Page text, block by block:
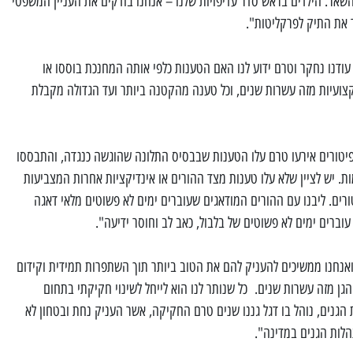
התיק לפרקליטות".
עודנו נחקר וטרם ידוע לנו האם הטענות כלפי אותה המחנכת בוססו או
מזה עשרות שנים, וכל טענה מהקטנה ביותר ועד הגדולה מקבלת
אירעו טרם עלו הטענות שבבסיס התלונה שהוגשה כנגדה, והתבססו
יש לציין שלא עלו טענות מצד ההורים או אינדיקציות אחרות המצביעות
ליבנו עם ההורים המודאגים שעוברים ימים לא פשוטים מלאי דאגה
ימים לא פשוטים של בלבול, כאב לב וחוסר ידיעה".
ואנחנו ממשיכים להעניק להם את הטוב ביותר תוך השתפרות תמידית וקידום
מזה עשרות שנים. כל שנותר לנו הוא לייחל לשינוי חקיקתי בתחום
הגנים, נוהל בו דגל גננו שנים טרם החקיקה, אשר העניק נחת ובטחון לא
הגנים במדינה".